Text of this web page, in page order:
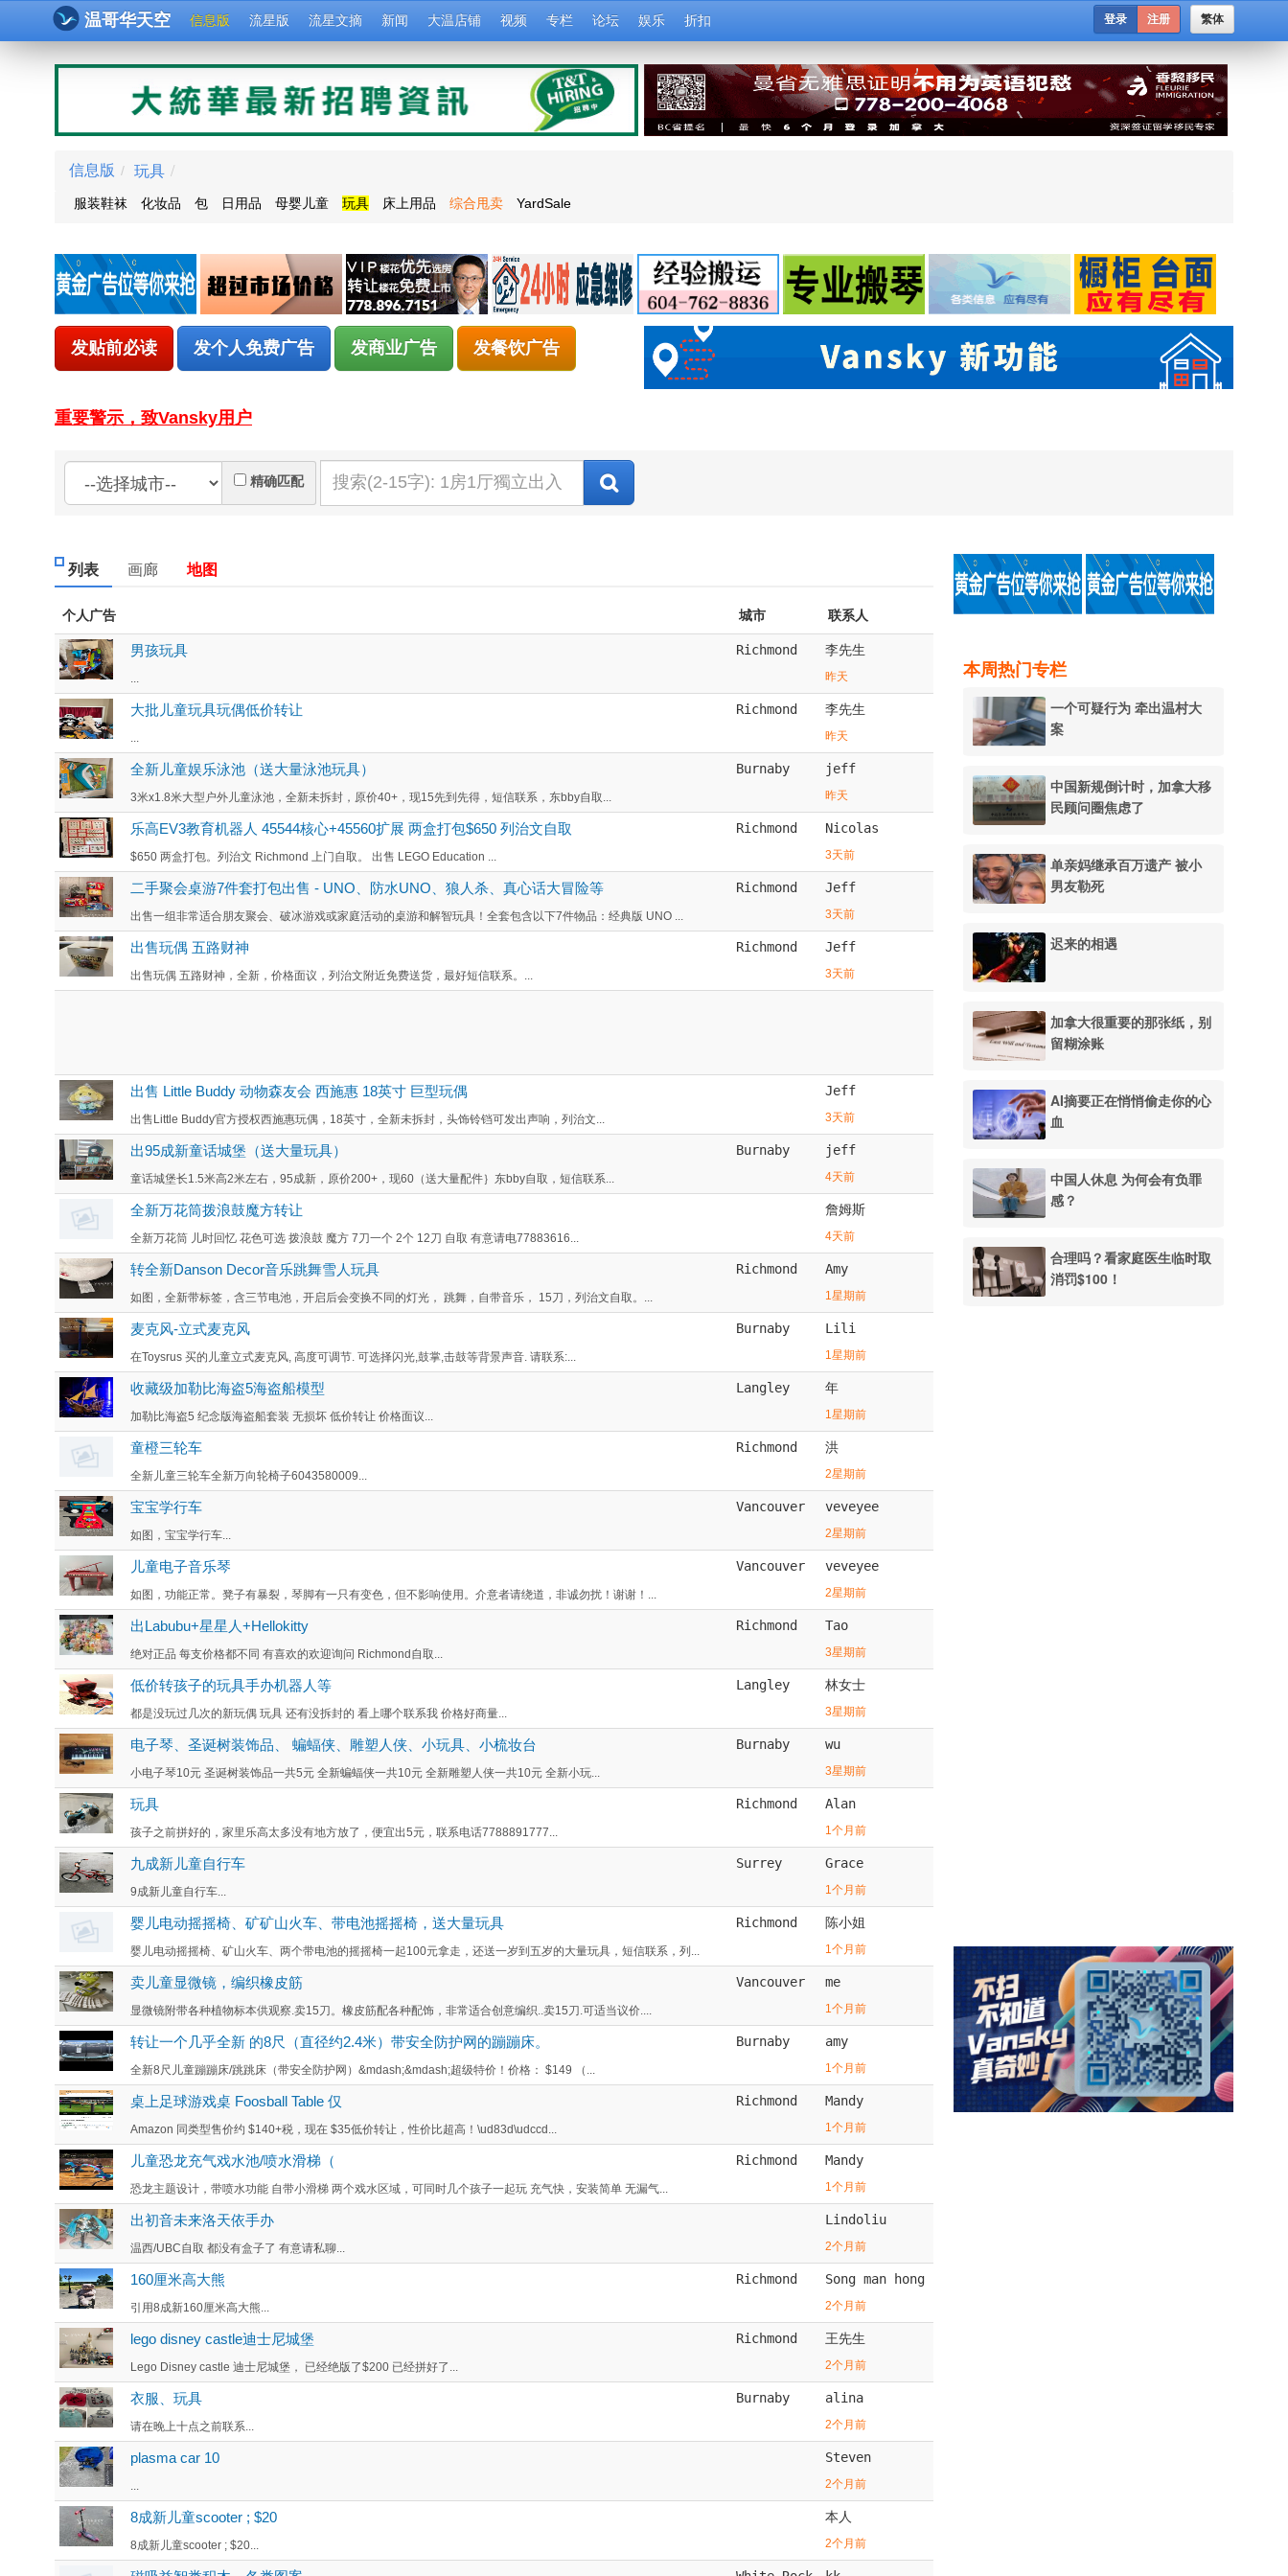
温哥华天空 信息版 流星版 流星文摘 新闻 大温店铺 视频 专栏 论坛 娱乐 折扣 繁体
登录 注册
信息版 / 玩具 /
服装鞋袜 化妆品 包 日用品 母婴儿童 玩具 床上用品 综合甩卖 YardSale
发贴前必读 发个人免费广告 发商业广告 发餐饮广告
重要警示，致Vansky用户
精确匹配
列表 画廊 地图
个人广告 城市 联系人
男孩玩具 Richmond 李先生
昨天
大批儿童玩具玩偶低价转让 Richmond 李先生
昨天
全新儿童娱乐泳池（送大量泳池玩具）
3米x1.8米大型户外儿童泳池，全新未拆封，原价40+，现15先到先得，短信联系，东bby自取...
Burnaby jeff
昨天
乐高EV3教育机器人 45544核心+45560扩展 两盒打包$650 列治文自取
$650 两盒打包。列治文 Richmond 上门自取。 出售 LEGO Education ...
Richmond Nicolas
3天前
二手聚会桌游7件套打包出售 - UNO、防水UNO、狼人杀、真心话大冒险等
出售一组非常适合朋友聚会、破冰游戏或家庭活动的桌游和解智玩具！全套包含以下7件物品：经典版 UNO ...
Richmond Jeff
3天前
出售玩偶 五路财神
出售玩偶 五路财神，全新，价格面议，列治文附近免费送货，最好短信联系。...
Richmond Jeff
3天前
出售 Little Buddy 动物森友会 西施惠 18英寸 巨型玩偶
出售Little Buddy官方授权西施惠玩偶，18英寸，全新未拆封，头饰铃铛可发出声响，列治文...
Jeff
3天前
出95成新童话城堡（送大量玩具）
童话城堡长1.5米高2米左右，95成新，原价200+，现60（送大量配件｝东bby自取，短信联系...
Burnaby jeff
4天前
全新万花筒拨浪鼓魔方转让
全新万花筒 儿时回忆 花色可选 拨浪鼓 魔方 7刀一个 2个 12刀 自取 有意请电77883616...
詹姆斯
4天前
转全新Danson Decor音乐跳舞雪人玩具
如图，全新带标签，含三节电池，开启后会变换不同的灯光， 跳舞，自带音乐， 15刀，列治文自取。...
Richmond Amy
1星期前
麦克风-立式麦克风
在Toysrus 买的儿童立式麦克风, 高度可调节. 可选择闪光,鼓掌,击鼓等背景声音. 请联系:...
Burnaby Lili
1星期前
收藏级加勒比海盗5海盗船模型
加勒比海盗5 纪念版海盗船套装 无损坏 低价转让 价格面议...
Langley 年
1星期前
童橙三轮车
全新儿童三轮车全新万向轮椅子6043580009...
Richmond 洪
2星期前
宝宝学行车
如图，宝宝学行车...
Vancouver veveyee
2星期前
儿童电子音乐琴
如图，功能正常。凳子有暴裂，琴脚有一只有变色，但不影响使用。介意者请绕道，非诚勿扰！谢谢！...
Vancouver veveyee
2星期前
出Labubu+星星人+Hellokitty
绝对正品 每支价格都不同 有喜欢的欢迎询问 Richmond自取...
Richmond Tao
3星期前
低价转孩子的玩具手办机器人等
都是没玩过几次的新玩偶 玩具 还有没拆封的 看上哪个联系我 价格好商量...
Langley 林女士
3星期前
电子琴、圣诞树装饰品、 蝙蝠侠、雕塑人侠、小玩具、小梳妆台
小电子琴10元 圣诞树装饰品一共5元 全新蝙蝠侠一共10元 全新雕塑人侠一共10元 全新小玩...
Burnaby wu
3星期前
玩具
孩子之前拼好的，家里乐高太多没有地方放了，便宜出5元，联系电话7788891777...
Richmond Alan
1个月前
九成新儿童自行车
9成新儿童自行车...
Surrey Grace
1个月前
婴儿电动摇摇椅、矿矿山火车、带电池摇摇椅，送大量玩具
婴儿电动摇摇椅、矿山火车、两个带电池的摇摇椅一起100元拿走，还送一岁到五岁的大量玩具，短信联系，列...
Richmond 陈小姐
1个月前
卖儿童显微镜，编织橡皮筋
显微镜附带各种植物标本供观察.卖15刀。橡皮筋配各种配饰，非常适合创意编织..卖15刀.可适当议价....
Vancouver me
1个月前
转让一个几乎全新 的8尺（直径约2.4米）带安全防护网的蹦蹦床。
全新8尺儿童蹦蹦床/跳跳床（带安全防护网）&mdash;&mdash;超级特价！价格： $149 （...
Burnaby amy
1个月前
桌上足球游戏桌 Foosball Table 仅
Amazon 同类型售价约 $140+税，现在 $35低价转让，性价比超高！\ud83d\udccd...
Richmond Mandy
1个月前
儿童恐龙充气戏水池/喷水滑梯（
恐龙主题设计，带喷水功能 自带小滑梯 两个戏水区域，可同时几个孩子一起玩 充气快，安装简单 无漏气...
Richmond Mandy
1个月前
出初音未来洛天依手办
温西/UBC自取 都没有盒子了 有意请私聊...
Lindoliu
2个月前
160厘米高大熊
引用8成新160厘米高大熊...
Richmond Song man hong
2个月前
lego disney castle迪士尼城堡
Lego Disney castle 迪士尼城堡， 已经绝版了$200 已经拼好了...
Richmond 王先生
2个月前
衣服、玩具
请在晚上十点之前联系...
Burnaby alina
2个月前
plasma car 10 Steven
2个月前
8成新儿童scooter ; $20
8成新儿童scooter ; $20...
本人
2个月前
本周热门专栏
一个可疑行为 牵出温村大
案
中国新规倒计时，加拿大移
民顾问圈焦虑了
单亲妈继承百万遗产 被小
男友勒死
迟来的相遇
加拿大很重要的那张纸，别
留糊涂账
AI摘要正在悄悄偷走你的心
血
中国人休息 为何会有负罪
感？
合理吗？看家庭医生临时取
消罚$100！